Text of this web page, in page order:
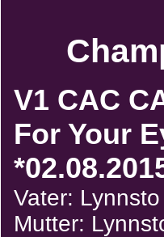
V1 CAC
For Your
Vater:
Mutter: